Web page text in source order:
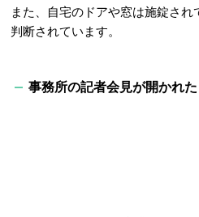
また、自宅のドアや窓は施錠され
判断されています。
事務所の記者会見が開かれた